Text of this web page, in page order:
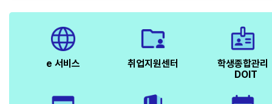
e 서비스 취업지원센터
학생종합관리
DOIT